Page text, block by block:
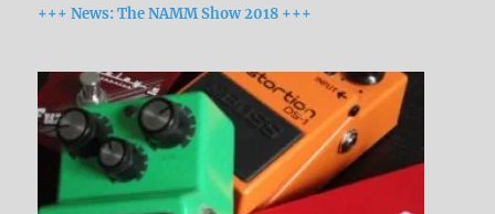
+++ News: The NAMM Show 2018 +++